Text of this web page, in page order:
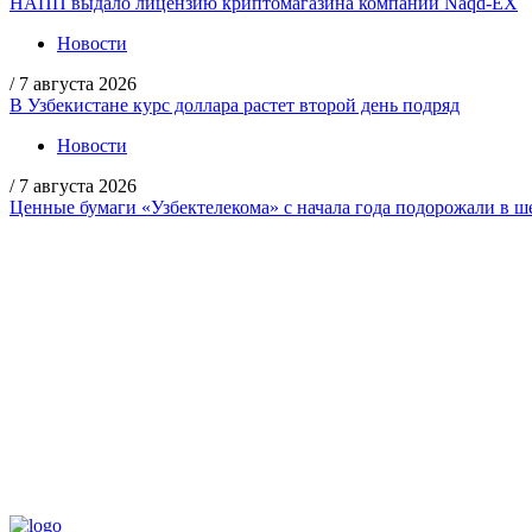
Новости
/ 7 августа 2026
В Узбекистане курс доллара растет второй день подряд
Новости
/ 7 августа 2026
Ценные бумаги «Узбектелекома» с начала года подорожали в